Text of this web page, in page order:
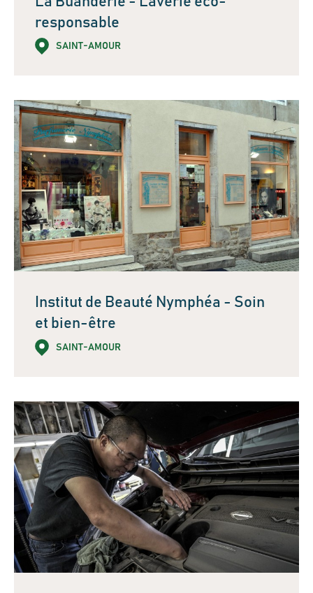
responsable
SAINT-AMOUR
Institut de Beauté Nymphéa - Soin
et bien-être
SAINT-AMOUR